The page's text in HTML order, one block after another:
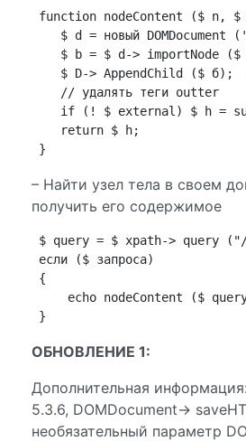
function nodeContent ($ n,
$ d = новый DOMDocument
$ b = $ d-> importNode
$ D-> AppendChild ($ б);
    // удалять теги outter
if (! $ external) $ h =
    return $ h;
– Найти узел тела в своем
получить его содержимое
$ query = $ xpath-> query
если ($ запроса)
{
echo nodeContent ($
ОБНОВЛЕНИЕ 1:
Дополнительная
5.3.6, DOMDocument->
необязательный параметр